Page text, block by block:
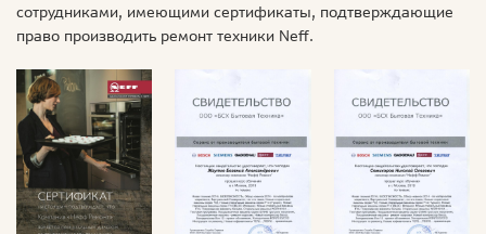
сотрудниками, имеющими сертификаты, подтверждающие
право производить ремонт техники Neff.